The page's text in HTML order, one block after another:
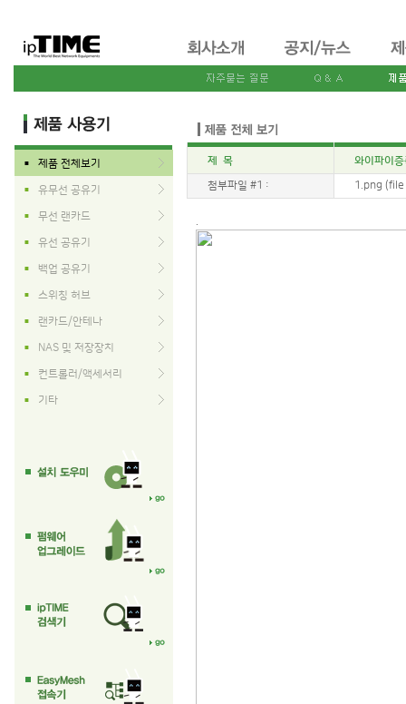
■ 제품 전체보기
■ 유무선 공유기
■ 무선 랜카드
■ 유선 공유기
■ 백업 공유기
■ 스위칭 허브
■ 랜카드/안테나
■ NAS 및 저장장치
■ 컨트롤러/액세서리
■ 기타
제 목 와이파이
첨부파일 #1 : 1.png
.